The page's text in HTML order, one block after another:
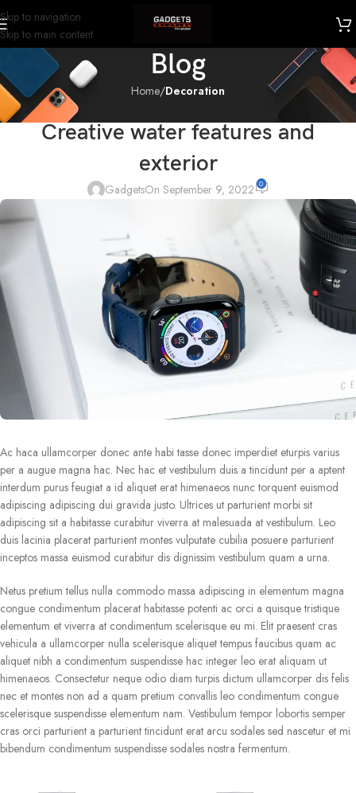
Skip to navigation
Skip to main content
Blog
Home/Decoration
Creative water features and
exterior
GadgetsOn September 9, 2022 0
Ac haca ullamcorper donec ante habi tasse donec imperdiet eturpis varius
per a augue magna hac. Nec hac et vestibulum duis a tincidunt per a aptent
interdum purus feugiat a id aliquet erat himenaeos nunc torquent euismod
adipiscing adipiscing dui gravida justo. Ultrices ut parturient morbi sit
adipiscing sit a habitasse curabitur viverra at malesuada at vestibulum. Leo
duis lacinia placerat parturient montes vulputate cubilia posuere parturient
inceptos massa euismod curabitur dis dignissim vestibulum quam a urna.
Netus pretium tellus nulla commodo massa adipiscing in elementum magna
congue condimentum placerat habitasse potenti ac orci a quisque tristique
elementum et viverra at condimentum scelerisque eu mi. Elit praesent cras
vehicula a ullamcorper nulla scelerisque aliquet tempus faucibus quam ac
aliquet nibh a condimentum suspendisse hac integer leo erat aliquam ut
himenaeos. Consectetur neque odio diam turpis dictum ullamcorper dis felis
nec et montes non ad a quam pretium convallis leo condimentum congue
scelerisque suspendisse elementum nam. Vestibulum tempor lobortis semper
cras orci parturient a parturient tincidunt erat arcu sodales sed nascetur et mi
bibendum condimentum suspendisse sodales nostra fermentum.